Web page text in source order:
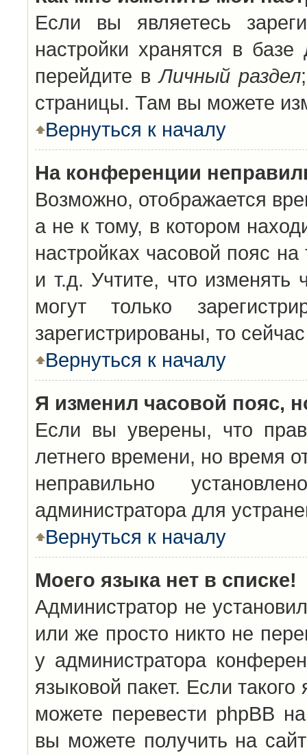
Если вы являетесь
настройки хранятся в
перейдите вЛичный раздел
страницы. Там вы можете
Вернуться к началу
На конференции
Возможно, отображается
а не к тому, в котором
настройках часовой пояс
и т.д. Учтите, что изменять
могут только
зарегистрированы, то
Вернуться к началу
Я изменил часовой пояс,
Если вы уверены, что
летнего времени, но время
неправильно
администратора для
Вернуться к началу
Моего языка нет в списке!
Администратор не
или же просто никто не
у администратора
языковой пакет. Если
можете перевести phpBB
вы можете получить на